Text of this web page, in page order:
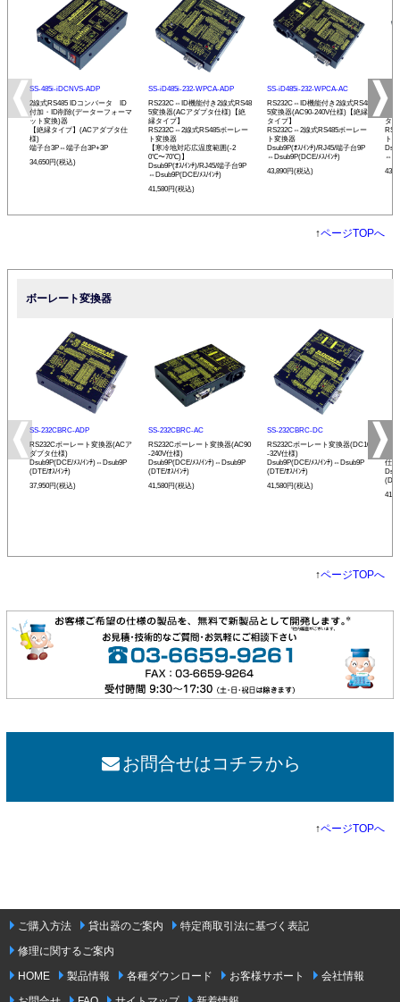
SS-485i-iDCNVS-ADP
2線式RS485 IDコンバータ ID
付加・ID削除(データーフォーマ
ット変換)器
【絶縁タイプ】(ACアダプタ仕
様)
端子台3P⇔端子台3P+3P
34,650円(税込)
SS-iD485i-232-WPCA-ADP
RS232C⇔ID機能付き2線式RS48
5変換器(ACアダプタ仕様)【絶
縁タイプ】
RS232C⇔2線式RS485ボーレー
ト変換器
【寒冷地対応広温度範囲(-2
0℃〜70℃)】
Dsub9P(ｵｽ/ｲﾝﾁ)/RJ45/端子台9P
⇔Dsub9P(DCE/ﾒｽ/ｲﾝﾁ)
41,580円(税込)
SS-iD485i-232-WPCA-AC
RS232C⇔ID機能付き2線式RS48
5変換器(AC90-240V仕様)【絶縁
タイプ】
RS232C⇔2線式RS485ボーレー
ト変換器
Dsub9P(ｵｽ/ｲﾝﾁ)/RJ45/端子台9P
⇔Dsub9P(DCE/ﾒｽ/ｲﾝﾁ)
43,890円(税込)
タ
ト
↑ページTOPへ
ボーレート変換器
SS-232CBRC-ADP
RS232Cボーレート変換器(ACア
ダプタ仕様)
Dsub9P(DCE/ﾒｽ/ｲﾝﾁ)⇔Dsub9P
(DTE/ｵｽ/ｲﾝﾁ)
37,950円(税込)
SS-232CBRC-AC
RS232Cボーレート変換器(AC90
-240V仕様)
Dsub9P(DCE/ﾒｽ/ｲﾝﾁ)⇔Dsub9P
(DTE/ｵｽ/ｲﾝﾁ)
41,580円(税込)
SS-232CBRC-DC
RS232Cボーレート変換器(DC10
-32V仕様)
Dsub9P(DCE/ﾒｽ/ｲﾝﾁ)⇔Dsub9P
(DTE/ｵｽ/ｲﾝﾁ)
41,580円(税込)
リ
仕
↑ページTOPへ
お問合せはコチラから
↑ページTOPへ
ご購入方法 貸出器のご案内
特定商取引法に基づく表記
修理に関するご案内
HOME
製品情報 各種ダウンロード お客様サポート
会社情報